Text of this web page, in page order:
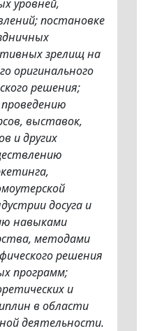
уровней,
постановке
зрелищ на
оригинального
решения;
выставок,
и других
досуга и
навыками
методами
решения
программ;
и
в области
деятельности.